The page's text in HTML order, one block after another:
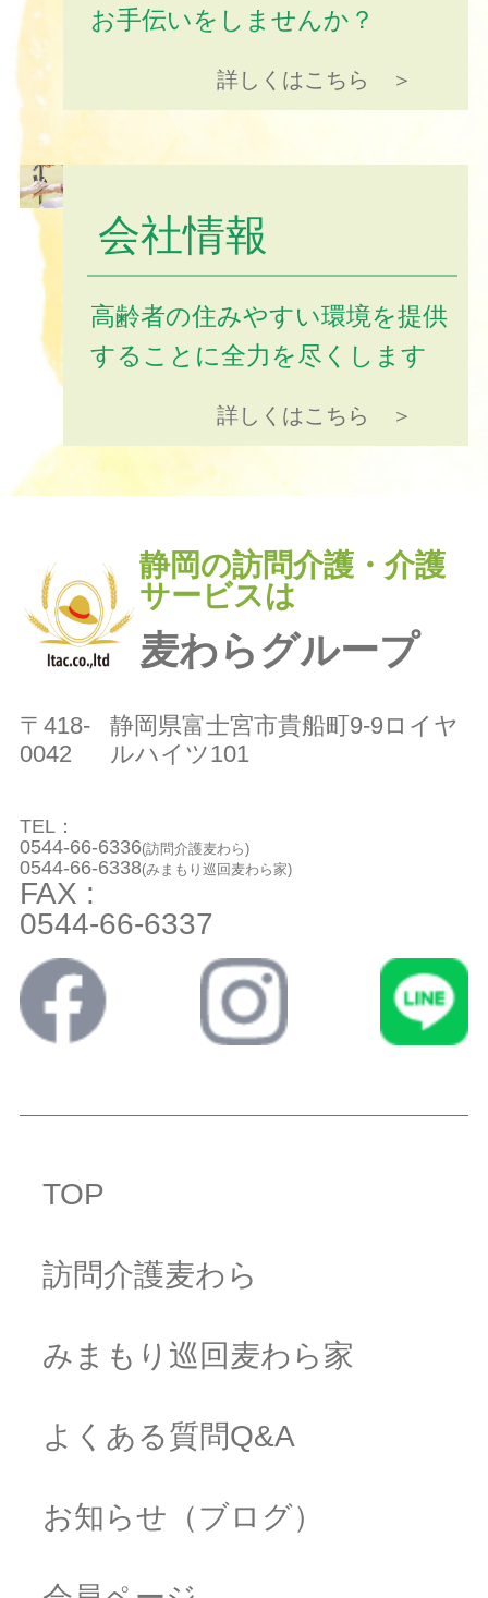
お手伝いをしませんか？
詳しくはこちら ＞
会社情報
高齢者の住みやすい環境を提供
することに全力を尽くします
詳しくはこちら ＞
静岡の訪問介護・介護
サービスは
麦わらグループ
〒418-
0042
静岡県富士宮市貴船町9-9ロイヤ
ルハイツ101
TEL：
0544-66-6336(訪問介護麦わら)
0544-66-6338(みまもり巡回麦わら家)
FAX :
0544-66-6337
TOP
訪問介護麦わら
みまもり巡回麦わら家
よくある質問Q&A
お知らせ（ブログ）